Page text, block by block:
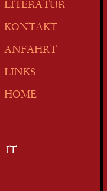
LITERATUR
KONTAKT
ANFAHRT
LINKS
HOME
IT